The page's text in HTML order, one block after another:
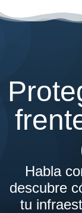
Habla
descubre
tu